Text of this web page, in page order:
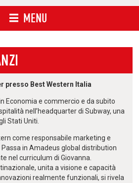
MENU
presso Best Western Italia
Economia e commercio e da subito
nell’headquarter di Subway, una
Stati Uniti.
come responsabile marketing e
in Amadeus global distribution
nel curriculum di Giovanna.
unita a visione e capacità
realmente funzionali, si rivela